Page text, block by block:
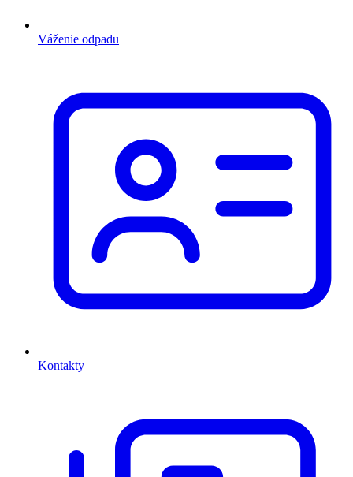
Váženie odpadu
Kontakty